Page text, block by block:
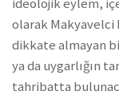
olarak Makyavelci
dikkate almayan
ya da uygarlığın
tahribatta